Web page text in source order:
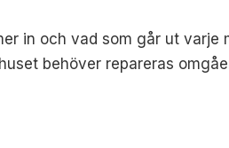
in och vad som går ut
behöver repareras